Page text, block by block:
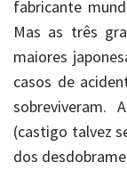
fabricante
Mas as três
maiores
casos de
(castigo talvez
dos